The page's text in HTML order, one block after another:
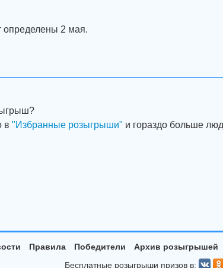
определены 2 мая.
в "Избранные розыгрыши" и гораздо больше
Правила Победители Архив розыгрышей
Бесплатные розыгрыши призов в: